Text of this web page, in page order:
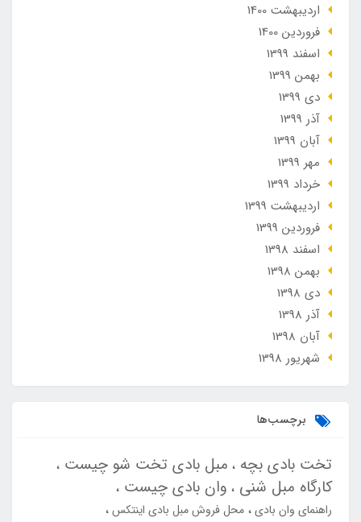
ارديبهشت 1400
فروردین 1400
اسفند 1399
بهمن 1399
دی 1399
آذر 1399
آبان 1399
مهر 1399
خرداد 1399
ارديبهشت 1399
فروردین 1399
اسفند 1398
بهمن 1398
دی 1398
آذر 1398
آبان 1398
شهریور 1398
برچسب‌ها
تخت بادی بچه مبل بادی تخت شو چیست
کارگاه مبل شنی وان بادی چیست
راهنمای وان بادی محل فروش مبل بادی اینتکس